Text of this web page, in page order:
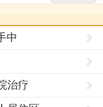
中
治疗